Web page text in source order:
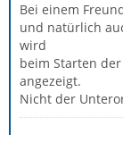
Bei einem
und natürlich
wird
beim Starten
angezeigt.
Nicht der